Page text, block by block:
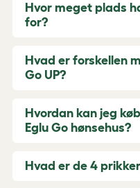
Hvor meget plads
for?
Hvad er forskellen
Go UP?
Hvordan kan jeg
Eglu Go hønsehus?
Hvad er de 4